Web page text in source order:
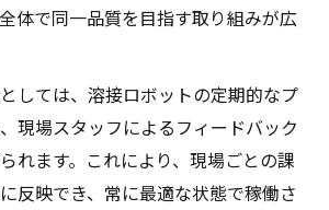
体で同一品質を目指す取り組みが広
しては、溶接ロボットの定期的なプ
現場スタッフによるフィードバック
れます。これにより、現場ごとの課
反映でき、常に最適な状態で稼働さ